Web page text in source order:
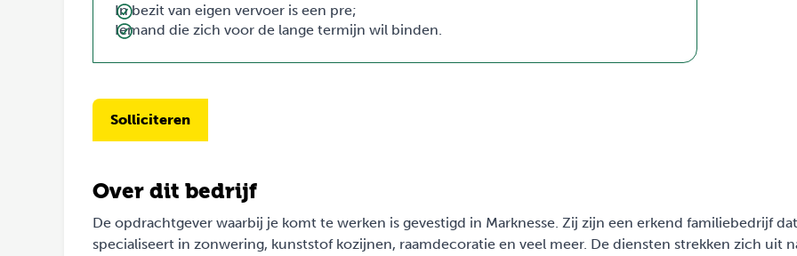
In bezit van eigen vervoer is een pre;
Iemand die zich voor de lange termijn wil binden.
Solliciteren
Over dit bedrijf
De opdrachtgever waarbij je komt te werken is gevestigd in Marknesse. Zij zijn een erkend familiebedrijf
specialiseert in zonwering, kunststof kozijnen, raamdecoratie en veel meer. De diensten strekken zich uit